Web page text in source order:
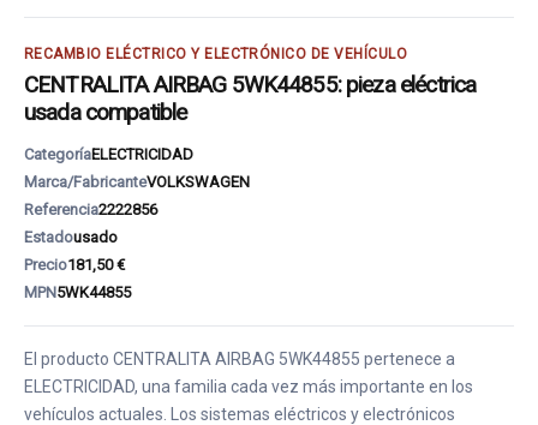
RECAMBIO ELÉCTRICO Y ELECTRÓNICO DE VEHÍCULO
CENTRALITA AIRBAG 5WK44855: pieza eléctrica
usada compatible
CategoríaELECTRICIDAD
Marca/FabricanteVOLKSWAGEN
Referencia2222856
Estadousado
Precio181,50 €
MPN5WK44855
El producto CENTRALITA AIRBAG 5WK44855 pertenece a
ELECTRICIDAD, una familia cada vez más importante en los
vehículos actuales. Los sistemas eléctricos y electrónicos